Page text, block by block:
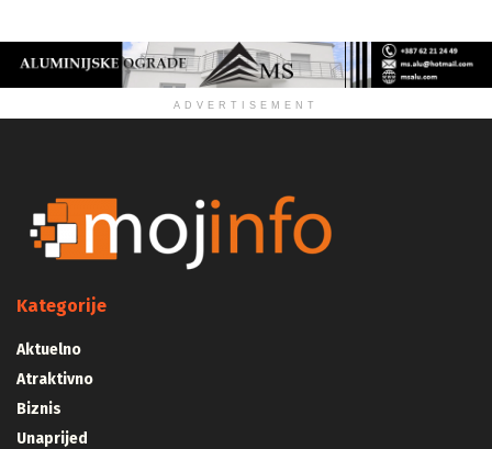
ADVERTISEMENT
Kategorije
Aktuelno
Atraktivno
Biznis
Unaprijed